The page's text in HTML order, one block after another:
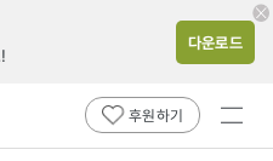
다운로드
후원하기
전체